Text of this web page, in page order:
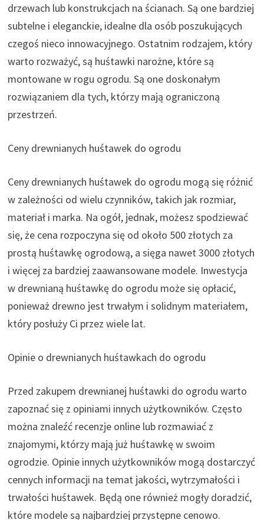
drzewach lub konstrukcjach na ścianach. Są one bardziej
subtelne i eleganckie, idealne dla osób poszukujących
czegoś nieco innowacyjnego. Ostatnim rodzajem, który
warto rozważyć, są huśtawki narożne, które są
montowane w rogu ogrodu. Są one doskonałym
rozwiązaniem dla tych, którzy mają ograniczoną
przestrzeń.
Ceny drewnianych huśtawek do ogrodu
Ceny drewnianych huśtawek do ogrodu mogą się różnić
w zależności od wielu czynników, takich jak rozmiar,
materiał i marka. Na ogół, jednak, możesz spodziewać
się, że cena rozpoczyna się od około 500 złotych za
prostą huśtawkę ogrodową, a sięga nawet 3000 złotych
i więcej za bardziej zaawansowane modele. Inwestycja
w drewnianą huśtawkę do ogrodu może się opłacić,
ponieważ drewno jest trwałym i solidnym materiałem,
który posłuży Ci przez wiele lat.
Opinie o drewnianych huśtawkach do ogrodu
Przed zakupem drewnianej huśtawki do ogrodu warto
zapoznać się z opiniami innych użytkowników. Często
można znaleźć recenzje online lub rozmawiać z
znajomymi, którzy mają już huśtawkę w swoim
ogrodzie. Opinie innych użytkowników mogą dostarczyć
cennych informacji na temat jakości, wytrzymałości i
trwałości huśtawek. Będą one również mogły doradzić,
które modele są najbardziej przystępne cenowo.